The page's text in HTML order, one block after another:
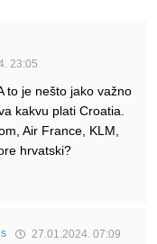
23:05
to je nešto jako važno
kakvu plati Croatia.
Air France, KLM,
hrvatski?
27.01.2024. 07:09